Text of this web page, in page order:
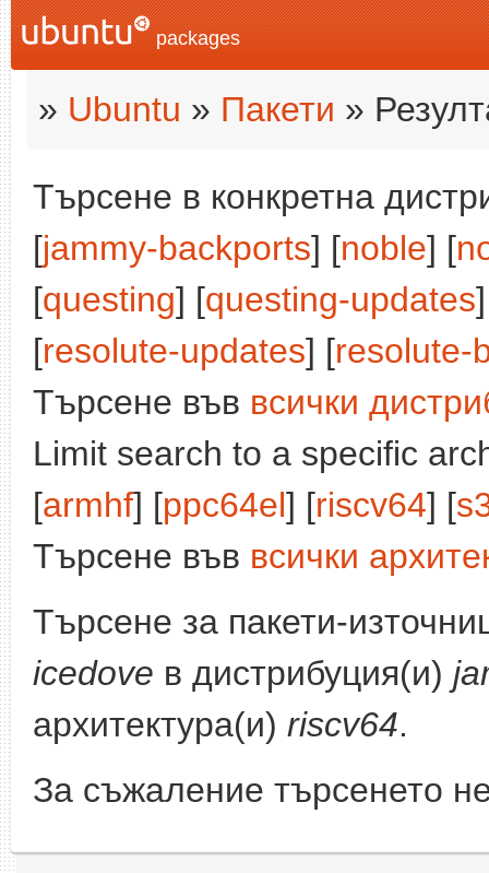
packages
» Ubuntu » Пакети »
Търсене в конкретна
[jammy-backports] [noble] [
[questing] [questing-updates
[resolute-updates] [resolute-
Търсене във всички
Limit search to a specific
[armhf] [ppc64el] [riscv64] [
Търсене във всички
Търсене за пакети-
icedove в дистрибуция(и)
архитектура(и) riscv64.
За съжаление търсенето